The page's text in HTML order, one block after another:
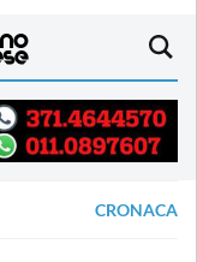
CRONACA